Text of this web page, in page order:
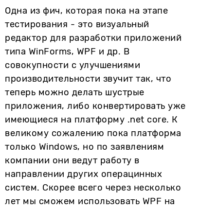
Одна из фич, которая пока на этапе
тестирования - это визуальный
редактор для разработки приложений
типа WinForms, WPF и др. В
совокупности с улучшениями
производительности звучит так, что
теперь можно делать шустрые
приложения, либо конвертировать уже
имеющиеся на платформу .net core. К
великому сожалению пока платформа
только Windows, но по заявлениям
компании они ведут работу в
направлении других операцинных
систем. Скорее всего через несколько
лет мы сможем использовать WPF на